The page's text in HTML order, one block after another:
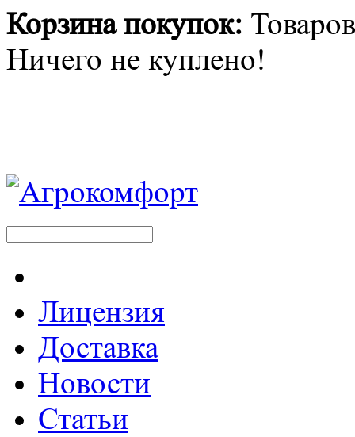
Корзина покупок:
Ничего не куплено!
Лицензия
Доставка
Новости
Статьи